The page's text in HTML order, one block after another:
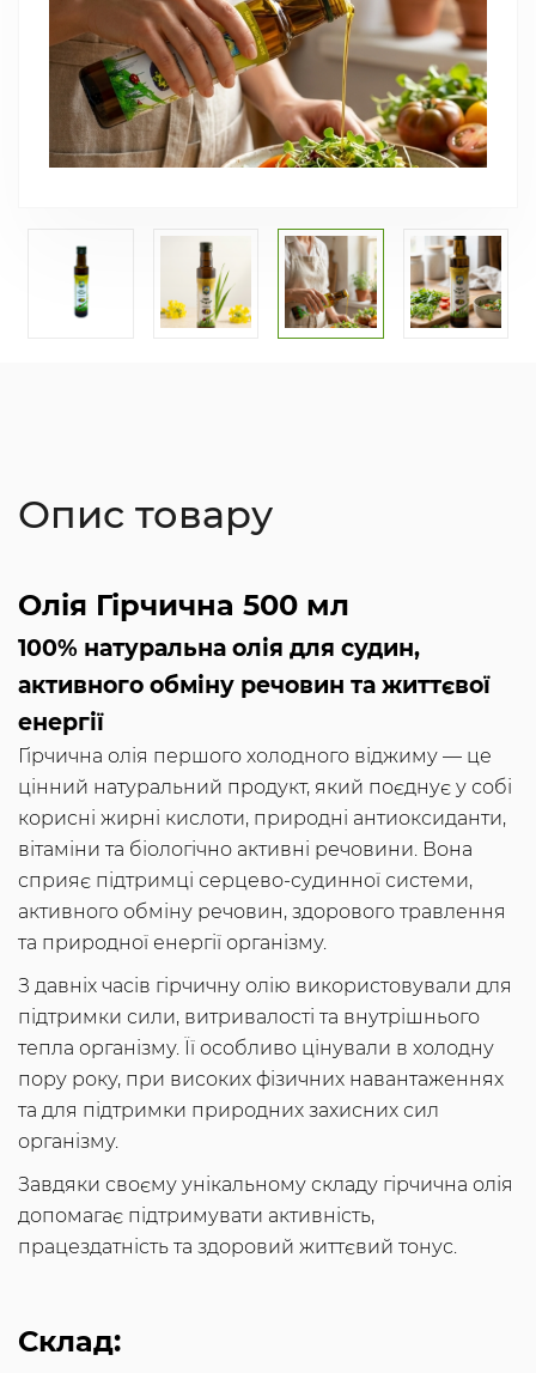
Опис товару
Олія Гірчична 500 мл
100% натуральна олія для судин,
активного обміну речовин та життєвої
енергії
Гірчична олія першого холодного віджиму — це
цінний натуральний продукт, який поєднує у собі
корисні жирні кислоти, природні антиоксиданти,
вітаміни та біологічно активні речовини. Вона
сприяє підтримці серцево-судинної системи,
активного обміну речовин, здорового травлення
та природної енергії організму.
З давніх часів гірчичну олію використовували для
підтримки сили, витривалості та внутрішнього
тепла організму. Її особливо цінували в холодну
пору року, при високих фізичних навантаженнях
та для підтримки природних захисних сил
організму.
Завдяки своєму унікальному складу гірчична олія
допомагає підтримувати активність,
працездатність та здоровий життєвий тонус.
Склад: